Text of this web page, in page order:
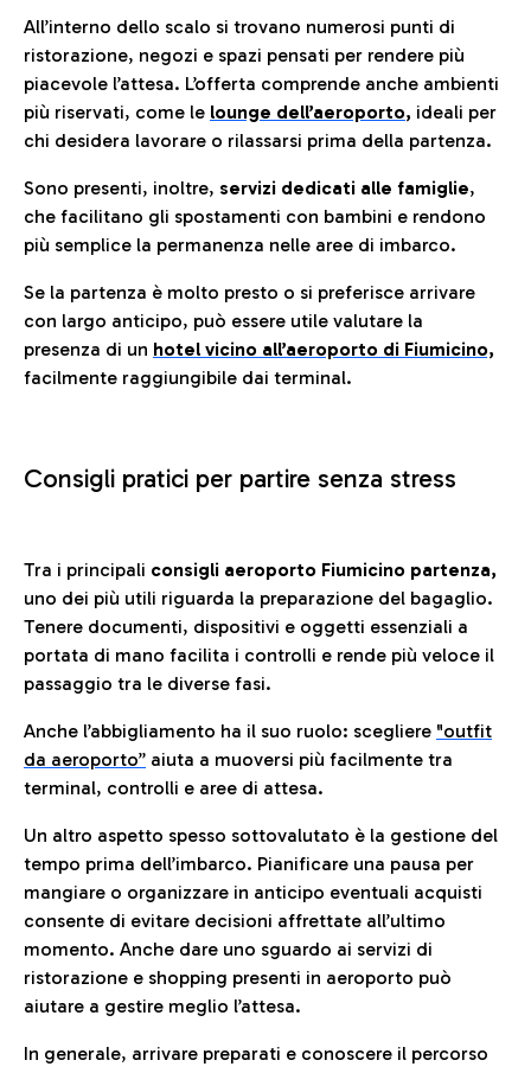
All’interno dello scalo si trovano numerosi punti di
ristorazione, negozi e spazi pensati per rendere più
piacevole l’attesa. L’offerta comprende anche ambienti
più riservati, come le lounge dell’aeroporto, ideali per
chi desidera lavorare o rilassarsi prima della partenza.
Sono presenti, inoltre, servizi dedicati alle famiglie,
che facilitano gli spostamenti con bambini e rendono
più semplice la permanenza nelle aree di imbarco.
Se la partenza è molto presto o si preferisce arrivare
con largo anticipo, può essere utile valutare la
presenza di un hotel vicino all’aeroporto di Fiumicino,
facilmente raggiungibile dai terminal.
Consigli pratici per partire senza stress
Tra i principali consigli aeroporto Fiumicino partenza,
uno dei più utili riguarda la preparazione del bagaglio.
Tenere documenti, dispositivi e oggetti essenziali a
portata di mano facilita i controlli e rende più veloce il
passaggio tra le diverse fasi.
Anche l’abbigliamento ha il suo ruolo: scegliere "outfit
da aeroporto” aiuta a muoversi più facilmente tra
terminal, controlli e aree di attesa.
Un altro aspetto spesso sottovalutato è la gestione del
tempo prima dell’imbarco. Pianificare una pausa per
mangiare o organizzare in anticipo eventuali acquisti
consente di evitare decisioni affrettate all’ultimo
momento. Anche dare uno sguardo ai servizi di
ristorazione e shopping presenti in aeroporto può
aiutare a gestire meglio l’attesa.
In generale, arrivare preparati e conoscere il percorso